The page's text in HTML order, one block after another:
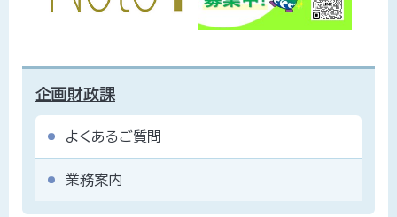
企画財政課
よくあるご質問
業務案内